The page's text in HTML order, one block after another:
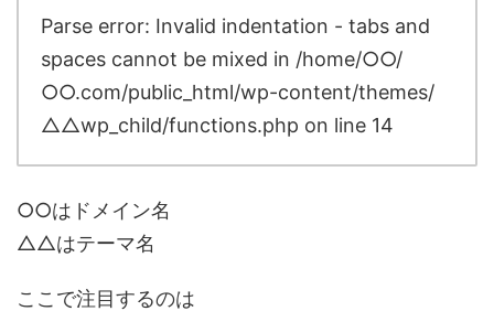
Parse error: Invalid indentation - tabs and
spaces cannot be mixed in /home/○○/
○○.com/public_html/wp-content/themes/
△△wp_child/functions.php on line 14
○○はドメイン名
△△はテーマ名
ここで注目するのは